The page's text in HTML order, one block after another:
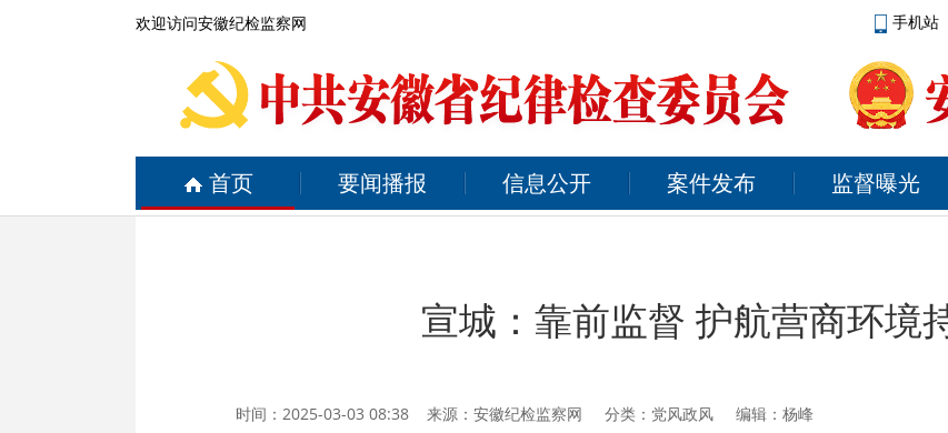
欢迎访问安徽纪检监察网 手机站
首页 要闻播报 信息公开 案件发布 监督曝光
宣城：靠前监督 护航营商环境
时间：2025-03-03 08:38 来源： 安徽纪检监察网 分类：党风政风 编辑：杨峰